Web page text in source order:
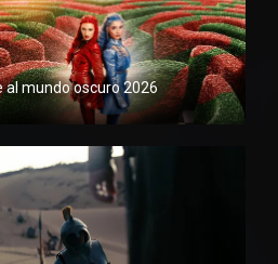
al mundo oscuro 2026